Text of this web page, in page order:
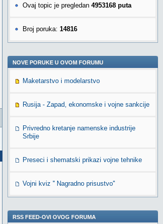
Ovaj topic je pregledan 4953168 puta
Broj poruka: 14816
NOVE PORUKE U OVOM FORUMU
Maketarstvo i modelarstvo
Rusija - Zapad, ekonomske i vojne sankcije
Privredno kretanje namenske industrije
Srbije
Preseci i shematski prikazi vojne tehnike
Vojni kviz '' Nagradno prisustvo''
RSS FEED-OVI OVOG FORUMA